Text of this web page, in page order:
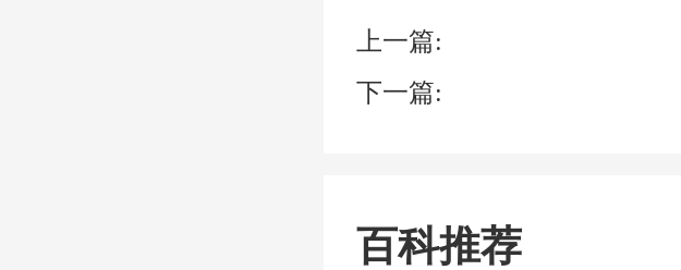
高校和科研机构
上一篇:
下一篇:
百科推荐